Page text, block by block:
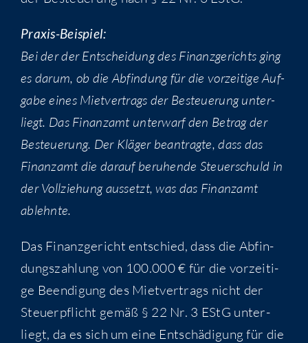
Pra­xis-Bei­spiel:
Bei der der Ent­schei­dung des Finanz­ge­richts ging
es dar­um, ob die Abfin­dung für die vor­zei­ti­ge Auf­
ga­be eines Miet­ver­trags der Besteue­rung unter­
liegt. Das Finanz­amt unter­warf den Betrag der
Besteue­rung. Der Klä­ger bean­trag­te, dass das
Finanz­amt die dar­auf beru­hen­de Steu­er­schuld in
der Voll­zie­hung aus­setzt, was das Finanz­amt
ablehnte.
Das Finanz­ge­richt ent­schied, dass die Abfin­
dungs­zah­lung von 100.000 € für die vor­zei­ti­
ge Been­di­gung des Miet­ver­trags nicht der
Steu­er­pflicht gemäß § 22 Nr. 3 EStG unter­
liegt, da es sich um eine Ent­schä­di­gung für die